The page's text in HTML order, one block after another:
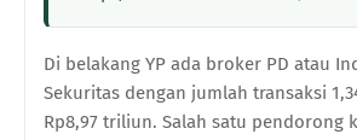
Di belakang YP ada broker PD atau
Sekuritas dengan jumlah transaksi
Rp8,97 triliun. Salah satu pendorong